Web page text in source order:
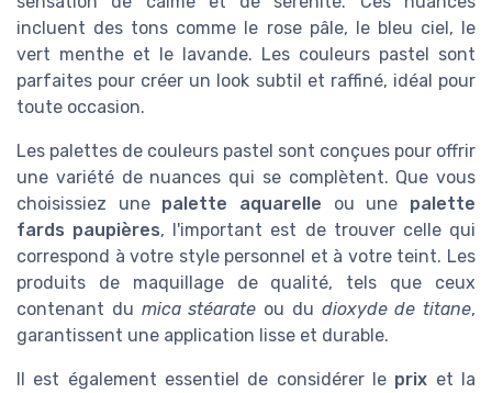
incluent des tons comme le rose pâle, le bleu ciel, le
vert menthe et le lavande. Les couleurs pastel sont
parfaites pour créer un look subtil et raffiné, idéal pour
toute occasion.
Les palettes de couleurs pastel sont conçues pour offrir
une variété de nuances qui se complètent. Que vous
choisissiez une palette aquarelle ou une palette
fards paupières, l'important est de trouver celle qui
correspond à votre style personnel et à votre teint. Les
produits de maquillage de qualité, tels que ceux
contenant du mica stéarate ou du dioxyde de titane,
garantissent une application lisse et durable.
Il est également essentiel de considérer le prix et la